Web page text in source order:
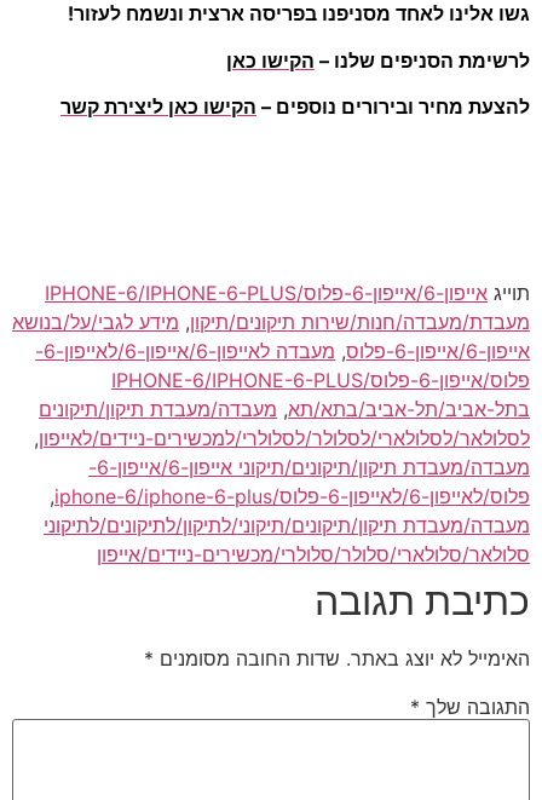
גשו אלינו לאחד מסניפנו בפריסה ארצית ונשמח לעזור!
לרשימת הסניפים שלנו – הקישו כאן
להצעת מחיר ובירורים נוספים – הקישו כאן ליצירת קשר
תוייג
אייפון-6/אייפון-6-פלוס/IPHONE-6/IPHONE-6-PLUS
מעבדת/מעבדה/חנות/שירות תיקונים/תיקון, מידע לגבי/על/בנושא
אייפון-6/אייפון-6-פלוס
,
מעבדה לאייפון-6/אייפון-6/לאייפון-6-
פלוס/אייפון-6-פלוס/IPHONE-6/IPHONE-6-PLUS
בתל-אביב/תל-אביב/בתא/תא, מעבדה/מעבדת תיקון/תיקונים
לסלולאר/לסלולארי/לסלולר/לסלולרי/למכשירים-ניידים/לאייפון,
מעבדה/מעבדת תיקון/תיקונים/תיקוני אייפון-6/אייפון-6-
פלוס/לאייפון-6/לאייפון-6-פלוס/iphone-6/iphone-6-plus
,
מעבדה/מעבדת תיקון/תיקונים/תיקוני/לתיקון/לתיקונים/לתיקוני
סלולאר/סלולארי/סלולר/סלולרי/מכשירים-ניידים/אייפון
כתיבת תגובה
האימייל לא יוצג באתר. שדות החובה מסומנים *
התגובה שלך *